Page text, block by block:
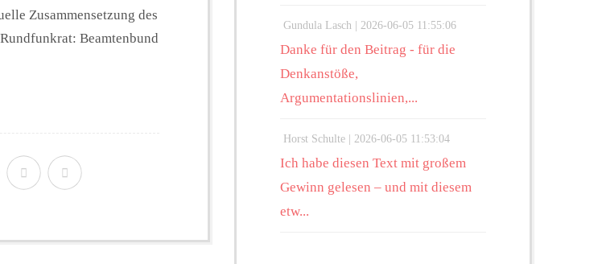
Zusammensetzung des
Beamtenbund
Gundula Lasch | 2026-06-05 11:55:06
Danke für den Beitrag - für die
Denkanstöße,
Argumentationslinien,...
Horst Schulte | 2026-06-05 11:53:04
Ich habe diesen Text mit großem
Gewinn gelesen – und mit diesem
etw...